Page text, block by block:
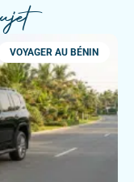
VOYAGER AU BÉNIN